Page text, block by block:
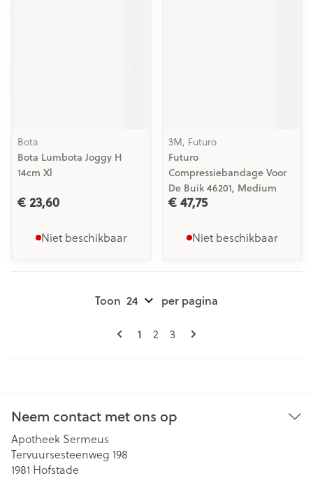
Bota
Bota Lumbota Joggy H
14cm Xl
€ 23,60
Niet beschikbaar
3M, Futuro
Futuro
Compressiebandage Voor
De Buik 46201, Medium
€ 47,75
Niet beschikbaar
Pagina's
U lees momenteel pagina
1 Pagina
2 Pagina
3
Toon per pagina
Neem contact met ons op
Apotheek Sermeus
Tervuursesteenweg 198
1981 Hofstade